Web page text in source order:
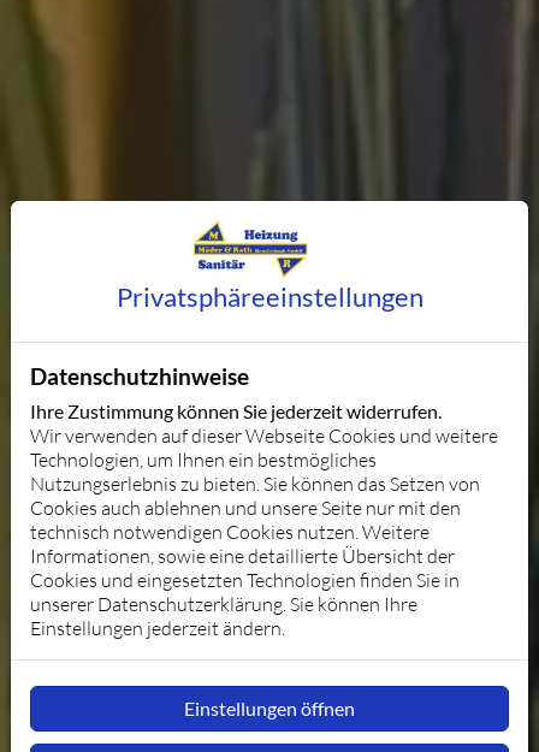
Privatsphäre­einstellungen
Datenschutzhinweise
Ihre Zustimmung können Sie jederzeit widerrufen.
Wir verwenden auf dieser Webseite Cookies und weitere
Technologien, um Ihnen ein bestmögliches
Nutzungserlebnis zu bieten. Sie können das Setzen von
Cookies auch ablehnen und unsere Seite nur mit den
technisch notwendigen Cookies nutzen. Weitere
Informationen, sowie eine detaillierte Übersicht der
Cookies und eingesetzten Technologien finden Sie in
unserer Datenschutzerklärung. Sie können Ihre
Einstellungen jederzeit ändern.
Einstellungen öffnen